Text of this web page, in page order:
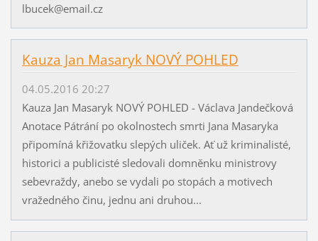
lbucek@email.cz
Kauza Jan Masaryk NOVÝ POHLED
04.05.2016 20:27
Kauza Jan Masaryk NOVÝ POHLED - Václava Jandečková
Anotace Pátrání po okolnostech smrti Jana Masaryka
připomíná křižovatku slepých uliček. Ať už kriminalisté,
historici a publicisté sledovali domněnku ministrovy
sebevraždy, anebo se vydali po stopách a motivech
vražedného činu, jednu ani druhou...